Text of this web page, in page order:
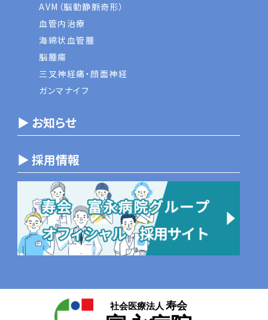
AVM（脳動静脈奇形）
血管内治療
海綿状血管腫
脳腫瘍
三叉神経痛・顔面神経
ガンマナイフ
▶ お知らせ
▶ 採用情報
社会医療法人 寿会